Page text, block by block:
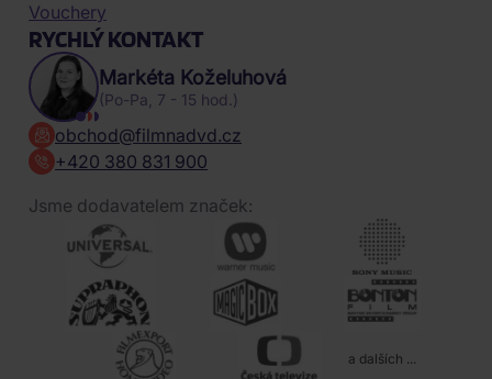
Vouchery
RYCHLÝ KONTAKT
Markéta Koželuhová
(Po-Pa, 7 - 15 hod.)
obchod@filmnadvd.cz
+420 380 831 900
Jsme dodavatelem značek:
a dalších ...